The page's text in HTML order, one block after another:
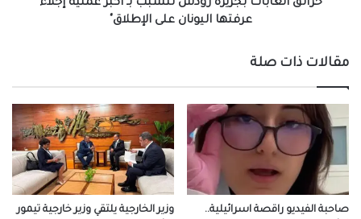
حرائق الغابات بجزيرة رودس تتسبب بـ"أكبر عملية إجلاء
عرفتها اليونان على الإطلاق"
مقالات ذات صلة
صاحبة الفيديو راقصة اسرائيلية..
وزير الخارجية يلتقي وزير خارجية تيمور